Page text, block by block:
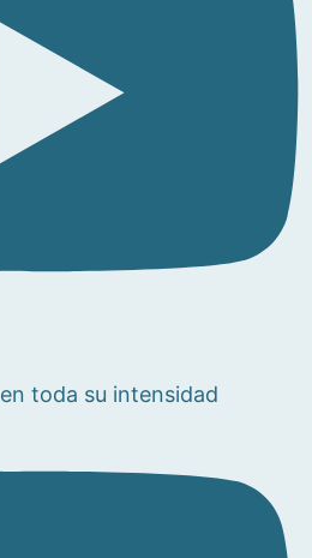
toda su intensidad